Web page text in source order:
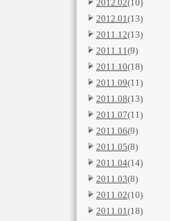
2012.02(10)
2012.01(13)
2011.12(13)
2011.11(9)
2011.10(18)
2011.09(11)
2011.08(13)
2011.07(11)
2011.06(9)
2011.05(8)
2011.04(14)
2011.03(8)
2011.02(10)
2011.01(18)